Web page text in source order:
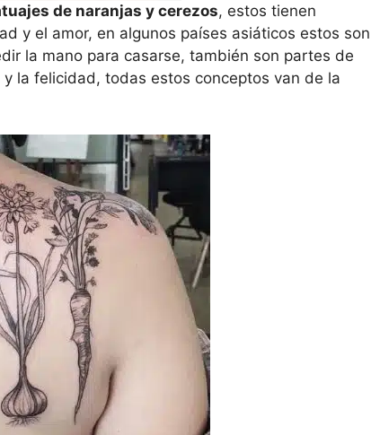
de naranjas y cerezos, estos tienen
y el amor, en algunos países asiáticos estos son
la mano para casarse, también son partes de
la felicidad, todas estos conceptos van de la